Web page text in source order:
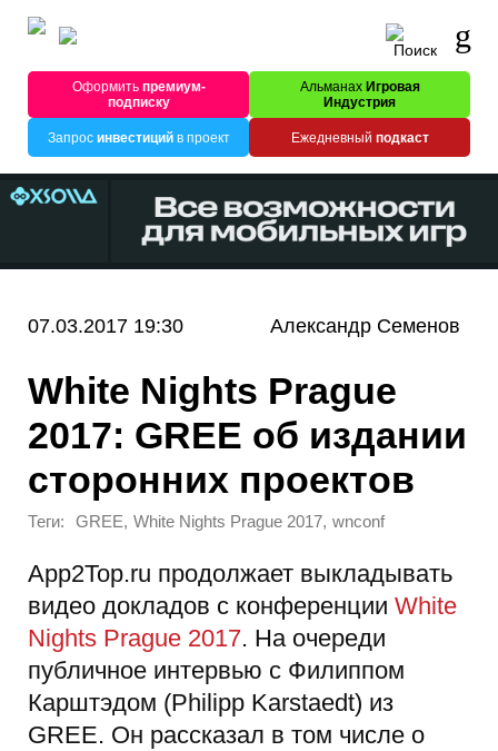
Оформитьпремиум-
подписку
Альманах Игровая
Индустрия
Запрос инвестицийв проект Ежедневный подкаст
07.03.2017 19:30 Александр Семенов
White Nights Prague
2017: GREE об издании
сторонних проектов
Теги: GREE, White Nights Prague 2017, wnconf
App2Top.ru продолжает выкладывать
видео докладов с конференции White
Nights Prague 2017. На очереди
публичное интервью с Филиппом
Карштэдом (Philipp Karstaedt) из
GREE. Он рассказал в том числе о